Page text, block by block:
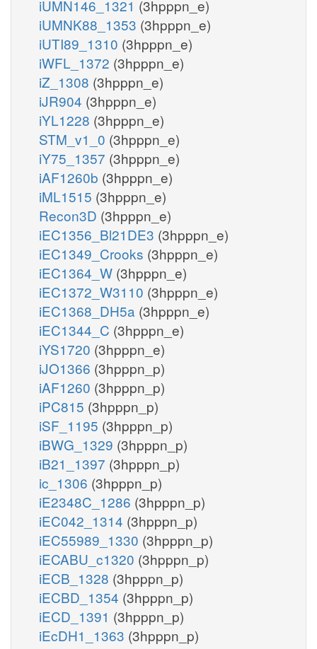
iUMN146_1321 (3hpppn_e)
iUMNK88_1353 (3hpppn_e)
iUTI89_1310 (3hpppn_e)
iWFL_1372 (3hpppn_e)
iZ_1308 (3hpppn_e)
iJR904 (3hpppn_e)
iYL1228 (3hpppn_e)
STM_v1_0 (3hpppn_e)
iY75_1357 (3hpppn_e)
iAF1260b (3hpppn_e)
iML1515 (3hpppn_e)
Recon3D (3hpppn_e)
iEC1356_Bl21DE3 (3hpppn_e)
iEC1349_Crooks (3hpppn_e)
iEC1364_W (3hpppn_e)
iEC1372_W3110 (3hpppn_e)
iEC1368_DH5a (3hpppn_e)
iEC1344_C (3hpppn_e)
iYS1720 (3hpppn_e)
iJO1366 (3hpppn_p)
iAF1260 (3hpppn_p)
iPC815 (3hpppn_p)
iSF_1195 (3hpppn_p)
iBWG_1329 (3hpppn_p)
iB21_1397 (3hpppn_p)
ic_1306 (3hpppn_p)
iE2348C_1286 (3hpppn_p)
iEC042_1314 (3hpppn_p)
iEC55989_1330 (3hpppn_p)
iECABU_c1320 (3hpppn_p)
iECB_1328 (3hpppn_p)
iECBD_1354 (3hpppn_p)
iECD_1391 (3hpppn_p)
iEcDH1_1363 (3hpppn_p)